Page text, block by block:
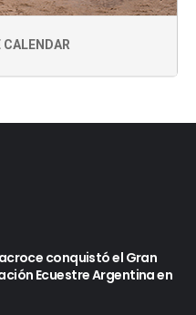
CALENDAR
conquistó el Gran
Ecuestre Argentina en